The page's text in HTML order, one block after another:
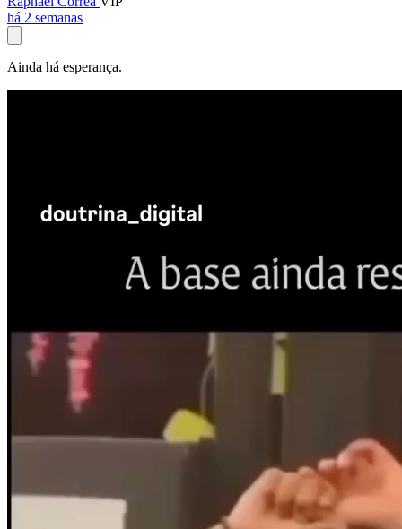
há 2 semanas
Ainda há esperança.